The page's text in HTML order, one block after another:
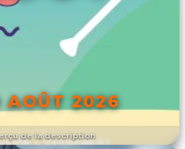
de la description
AOÛT 2026
L'ÉVÉNEMENT